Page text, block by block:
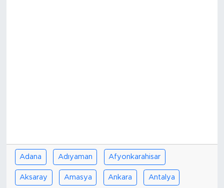
Adana Adıyaman Afyonkarahisar
Aksaray Amasya Ankara Antalya